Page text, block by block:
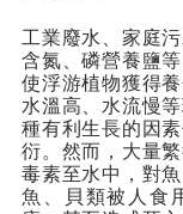
工業廢水、家庭
含氮、磷營養鹽
使浮游植物獲得
水溫高、水流慢
種有利生長的因
衍。然而，大量
毒素至水中，對
魚、貝類被人食